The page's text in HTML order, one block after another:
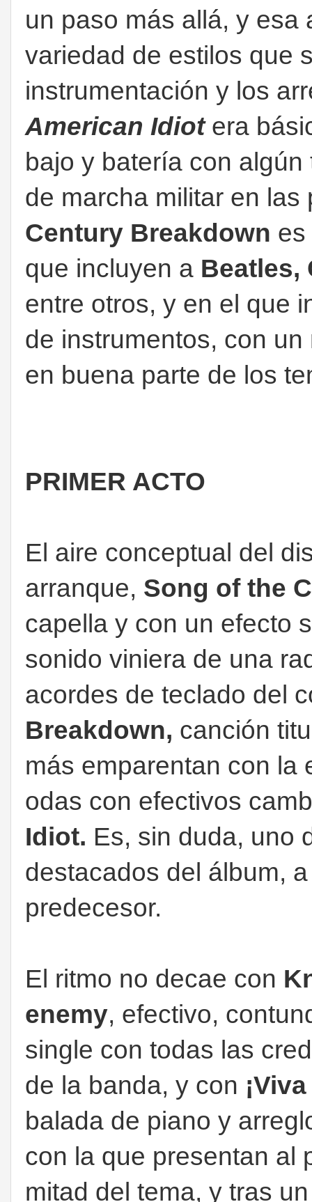
un paso más allá, y esa
variedad de estilos que
instrumentación y los
American Idiotera
bajo y batería con
de marcha militar en
Century Breakdown es
que incluyen a Beatles,
entre otros, y en el que
de instrumentos, con
en buena parte de los
PRIMER ACTO
El aire conceptual del
arranque, Song of the
capella y con un efecto
sonido viniera de una
acordes de teclado del
Breakdown, canción
más emparentan con la
odas con efectivos
Idiot. Es, sin duda, uno
destacados del álbum,
predecesor.
El ritmo no decae con
enemy, efectivo,
single con todas las
de la banda, y con
balada de piano y
con la que presentan al
mitad del tema, y tras